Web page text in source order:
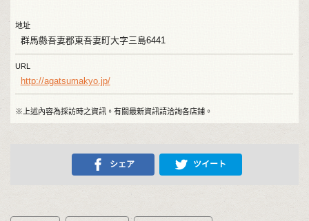
地址
群馬縣吾妻郡東吾妻町大字三島6441
URL
http://agatsumakyo.jp/
※上述內容為採訪時之資訊。有關最新資訊請洽詢各店鋪。
シェア ツイート